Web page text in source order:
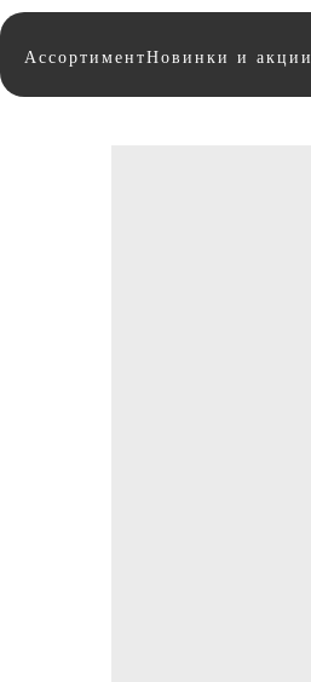
АссортиментНовинки и акции